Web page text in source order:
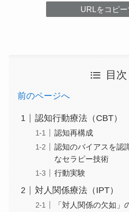
URLをコピー
目次
前のページへ
認知行動療法（CBT）
認知再構成
認知のバイアスを認
なセラピー技術
行動実験
対人関係療法（IPT）
「対人関係の欠如」